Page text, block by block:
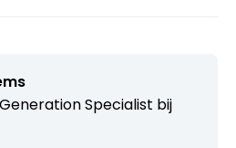
Specialist bij